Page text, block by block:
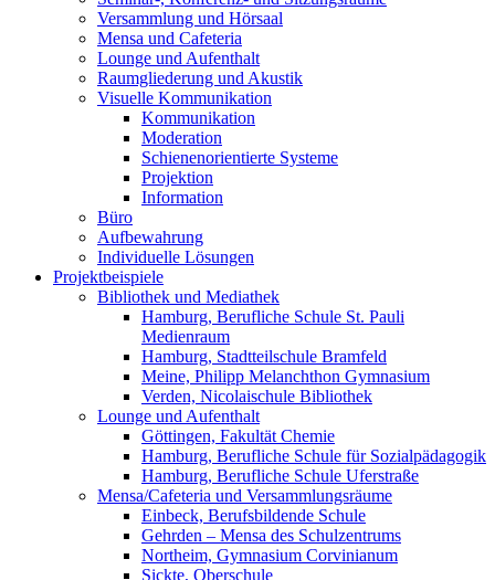
Versammlung und Hörsaal
Mensa und Cafeteria
Lounge und Aufenthalt
Raumgliederung und Akustik
Visuelle Kommunikation
Kommunikation
Moderation
Schienenorientierte Systeme
Projektion
Information
Büro
Aufbewahrung
Individuelle Lösungen
Projektbeispiele
Bibliothek und Mediathek
Hamburg, Berufliche Schule St. Pauli
Medienraum
Hamburg, Stadtteilschule Bramfeld
Meine, Philipp Melanchthon Gymnasium
Verden, Nicolaischule Bibliothek
Lounge und Aufenthalt
Göttingen, Fakultät Chemie
Hamburg, Berufliche Schule für Sozialpädagogik
Hamburg, Berufliche Schule Uferstraße
Mensa/Cafeteria und Versammlungsräume
Einbeck, Berufsbildende Schule
Gehrden – Mensa des Schulzentrums
Northeim, Gymnasium Corvinianum
Sickte, Oberschule